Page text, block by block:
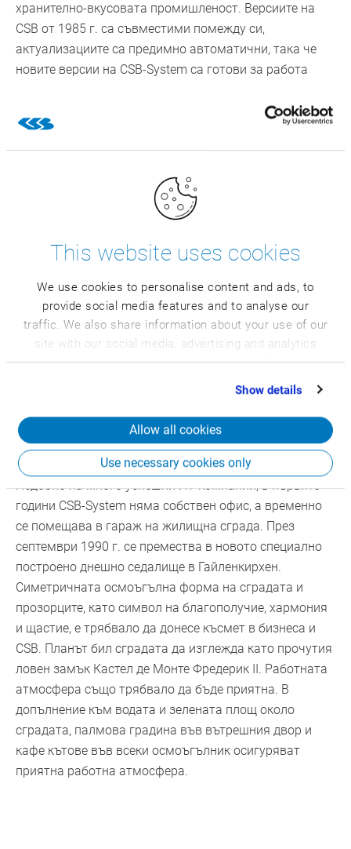
This website uses cookies
We use cookies to personalise content and ads, to
provide social media features and to analyse our
traffic. We also share information about your use of our
site with our social media, advertising and analytics
partners who may combine it with other information
that you’ve provided to them or that they’ve collected
Show details
Allow all cookies
Use necessary cookies only
хранително-вкусовата промишленост. Версиите на
CSB от 1985 г. са съвместими помежду си,
актуализациите са предимно автоматични, така че
новите версии на CSB-System са готови за работа
Отрасловото направление отличава CSB от големите
на CSB обхваща всички области по веригата за
създаване на добавена стойност, т.е. от
първоначалното производството на суровини до
крайния потребител и от машината до контролинга.
стандартната версия на решението, като взема
предвид спецификата на бранша.
Седалището на компанията и
осмоъгълника
1990
Подобно на много успешни ИТ компании, в първите
години CSB-System няма собствен офис, а временно
се помещава в гараж на жилищна сграда. През
септември 1990 г. се премества в новото специално
построено днешно седалище в Гайленкирхен.
Симетричната осмоъгълна форма на сградата и
прозорците, като символ на благополучие, хармония
и щастие, е трябвало да донесе късмет в бизнеса и
CSB. Планът бил сградата да изглежда като прочутия
ловен замък Кастел де Монте Фредерик II. Работната
атмосфера също трябвало да бъде приятна. В
допълнение към водата и зелената площ около
сградата, палмова градина във вътрешния двор и
кафе кътове във всеки осмоъгълник осигуряват
приятна работна атмосфера.